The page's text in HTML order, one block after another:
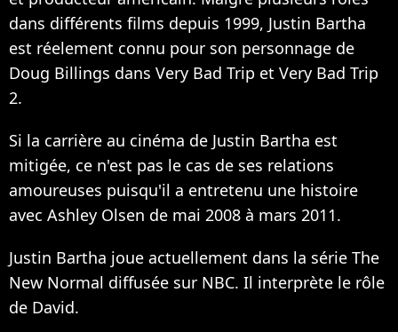
dans différents films depuis 1999, Justin Bartha
est réelement connu pour son personnage de
Doug Billings dans Very Bad Trip et Very Bad Trip
2.
Si la carrière au cinéma de Justin Bartha est
mitigée, ce n'est pas le cas de ses relations
amoureuses puisqu'il a entretenu une histoire
avec Ashley Olsen de mai 2008 à mars 2011.
Justin Bartha joue actuellement dans la série The
New Normal diffusée sur NBC. Il interprète le rôle
de David.